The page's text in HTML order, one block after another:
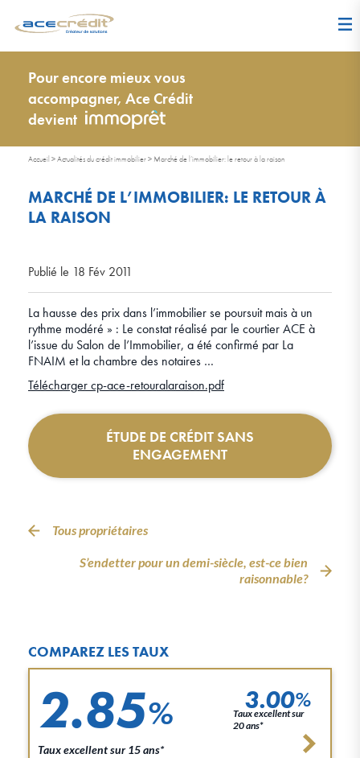
Pour encore mieux vous
accompagner, Ace Crédit
devient
Accueil >Actualités du crédit immobilier> Marché de l’immobilier: le retour à la raison
MARCHÉ DE L’IMMOBILIER: LE RETOUR À
LA RAISON
Publié le 18 Fév 2011
La hausse des prix dans l’immobilier se poursuit mais à un
rythme modéré » : Le constat réalisé par le courtier ACE à
l’issue du Salon de l’Immobilier, a été confirmé par La
FNAIM et la chambre des notaires …
Télécharger cp-ace-retouralaraison.pdf
ÉTUDE DE CRÉDIT SANS
ENGAGEMENT
Tous propriétaires
S’endetter pour un demi-siècle, est-ce bien
raisonnable?
COMPAREZ LES TAUX
2.85%
Taux excellent sur 15 ans*
3.00%
Taux excellent sur
20 ans*